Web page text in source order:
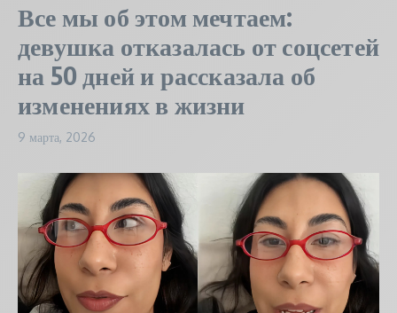
Все мы об этом мечтаем:
девушка отказалась от соцсетей
на 50 дней и рассказала об
изменениях в жизни
9 марта, 2026